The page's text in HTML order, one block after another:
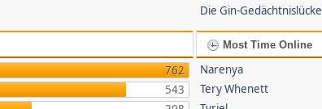
Die Gin-Gedächtnislücke
762
543
Most Time Online
Narenya
Tery Whenett